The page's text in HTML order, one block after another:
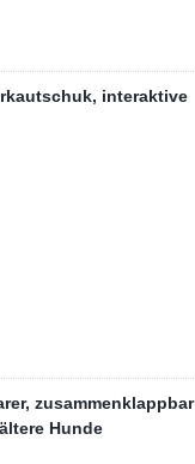
interaktive
zusammenklappbar
Hunde